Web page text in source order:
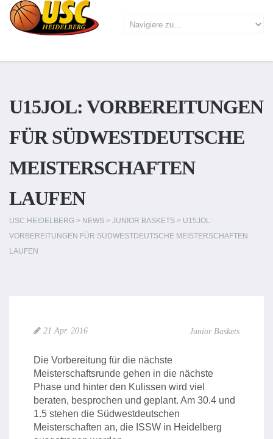
U15JOL: VORBEREITUNGEN
FÜR SÜDWESTDEUTSCHE
MEISTERSCHAFTEN
LAUFEN
USC HEIDELBERG > NEWS > JUNIOR BASKETS > U15JOL:
VORBEREITUNGEN FÜR SÜDWESTDEUTSCHE MEISTERSCHAFTEN
LAUFEN
21 Apr. 2016 Junior Baskets
Die Vorbereitung für die nächste
Meisterschaftsrunde gehen in die nächste
Phase und hinter den Kulissen wird viel
beraten, besprochen und geplant. Am 30.4 und
1.5 stehen die Südwestdeutschen
Meisterschaften an, die ISSW in Heidelberg